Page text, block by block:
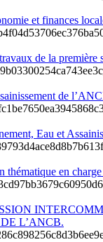
et finances
de la première
de
Eau et
thématique en
L’ANCB.